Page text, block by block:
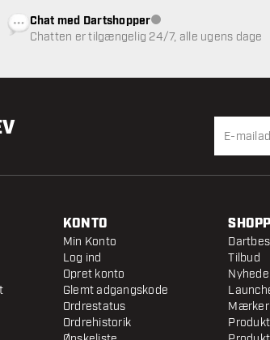
Chat med DartshopperKundeservice ikke
Chatten er tilgængelig 24/7, alle ugens dage
KONTO
Min Konto
Log ind
Opret konto
Glemt adgangskode
Ordrestatus
Ordrehistorik
Tilbud
Mærker